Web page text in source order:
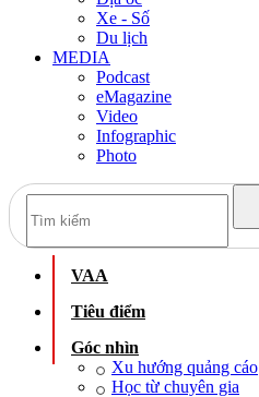
Xe - Số
Du lịch
MEDIA
Podcast
eMagazine
Video
Infographic
Photo
VAA
Tiêu điểm
Góc nhìn
Xu hướng quảng cáo
Học từ chuyên gia